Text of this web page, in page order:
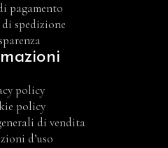
pagamento
spedizione
policy
policy
di vendita
d’uso